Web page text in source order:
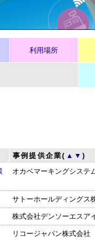
利用場所
事例提供企業( ▲ ▼)
オカベマーキングシステ
サトーホールディングス
株式会社デンソーエスア
リコージャパン株式会社